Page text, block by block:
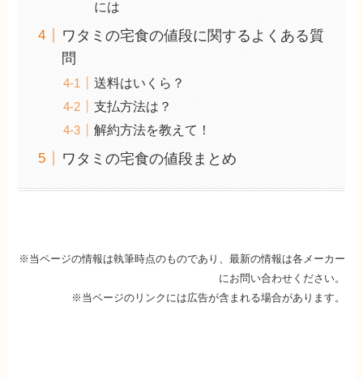
には
ワタミの宅食の値段に関するよくある質
問
送料はいくら？
支払方法は？
解約方法を教えて！
ワタミの宅食の値段まとめ
※当ページの情報は執筆時点のものであり、最新の情報は各メーカー
にお問い合わせください。
※当ページのリンクには広告が含まれる場合があります。